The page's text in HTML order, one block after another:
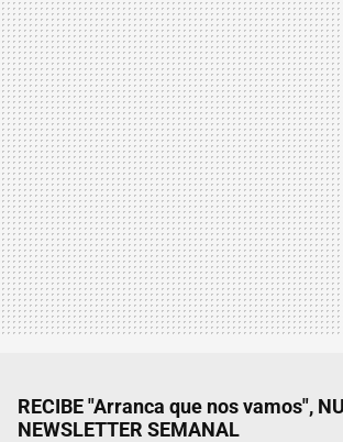
RECIBE "Arranca que nos vamos",
NEWSLETTER SEMANAL